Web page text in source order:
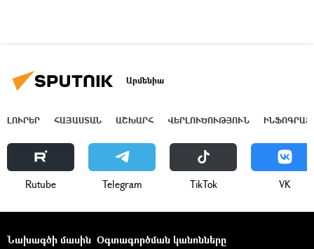
Արմենիա
ԼՈՒՐԵՐ ՀԱՅԱՍՏԱՆ ԱՇԽԱՐՀ ՎԵՐԼՈՒԾՈՒԹՅՈՒՆ
Rutube Telegram ТikТоk VK
Նախագծի մասին Օգտագործման կանոնները